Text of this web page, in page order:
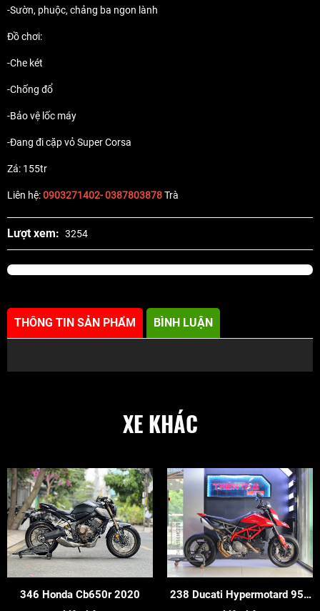
-Sườn, phuộc, chảng ba ngon lành
Đồ chơi:
-Che két
-Chống đổ
-Bảo vệ lốc máy
-Đang đi cặp vỏ Super Corsa
Zá: 155tr
Liên hệ:0903271402- 0387803878Trà
Lượt xem: 3254
THÔNG TIN SẢN PHẨM BÌNH LUẬN
XE KHÁC
346 Honda Cb650r 2020
238 Ducati Hypermotard 950
2020